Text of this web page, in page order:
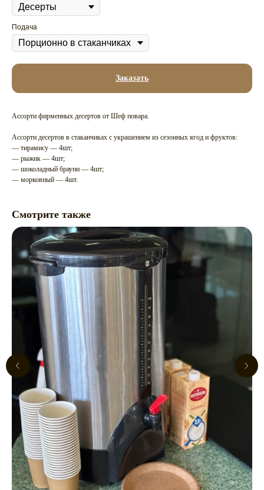
Подача
Заказать
Ассорти фирменных десертов от Шеф повара.
Ассорти десертов в стаканчиках с украшением из сезонных ягод и фруктов:
— тирамису — 4шт;
— рыжик — 4шт;
— шоколадный брауни — 4шт;
— морковный — 4шт.
Смотрите также